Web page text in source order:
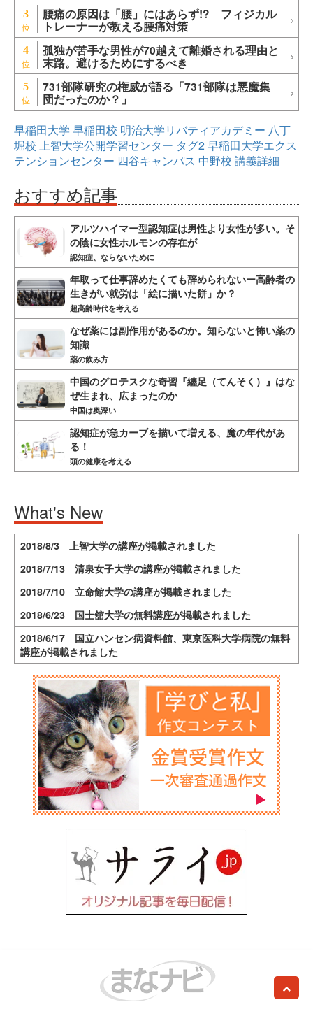
3 腰痛の原因は「腰」にはあらず!? フィジカル
トレーナーが教える腰痛対策
4 孤独が苦手な男性が70越えて離婚される理由と
末路。避けるためにするべき
5 731部隊研究の権威が語る「731部隊は悪魔集
団だったのか？」
早稲田大学 早稲田校 明治大学リバティアカデミー 八丁
堀校 上智大学公開学習センター タグ2早稲田大学エクス
テンションセンター 四谷キャンパス 中野校 講義詳細
おすすめ記事
アルツハイマー型認知症は男性より女性が多い。そ
の陰に女性ホルモンの存在が
認知症、ならないために
年取って仕事辞めたくても辞められないー高齢者の
生きがい就労は「絵に描いた餅」か？
超高齢時代を考える
なぜ薬には副作用があるのか。知らないと怖い薬の
知識
薬の飲み方
中国のグロテスクな奇習『纏足（てんそく）』はな
ぜ生まれ、広まったのか
中国は奥深い
認知症が急カーブを描いて増える、魔の年代があ
る！
頭の健康を考える
What's New
2018/8/3 上智大学の講座が掲載されました
2018/7/13 清泉女子大学の講座が掲載されました
2018/7/10 立命館大学の講座が掲載されました
2018/6/23 国士舘大学の無料講座が掲載されました
2018/6/17 国立ハンセン病資料館、東京医科大学病院の無料
講座が掲載されました